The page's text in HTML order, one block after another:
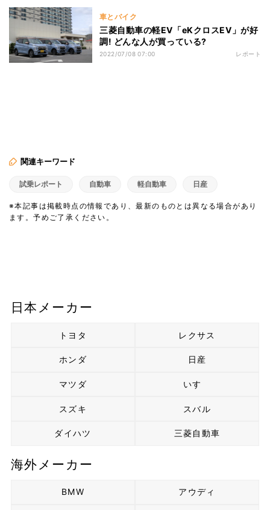
車とバイク
三菱自動車の軽EV「eKクロスEV」が好
調! どんな人が買っている?
2022/07/08 07:00 レポート
関連キーワード
試乗レポート 自動車 軽自動車 日産
※本記事は掲載時点の情報であり、最新のものとは異なる場合があり
ます。予めご了承ください。
日本メーカー
トヨタ レクサス
ホンダ 日産
マツダ いすゞ
スズキ スバル
ダイハツ 三菱自動車
海外メーカー
BMW アウディ